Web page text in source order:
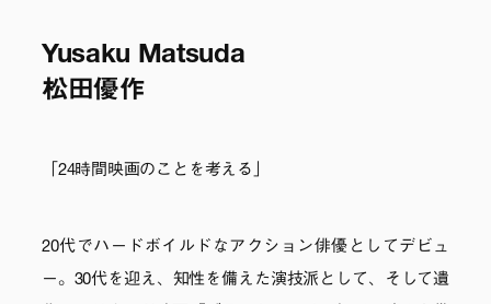
Yusaku Matsuda
松田優作
「24時間映画のことを考える」
20代でハードボイルドなアクション俳優としてデビュ
ー。30代を迎え、知性を備えた演技派として、そして遺